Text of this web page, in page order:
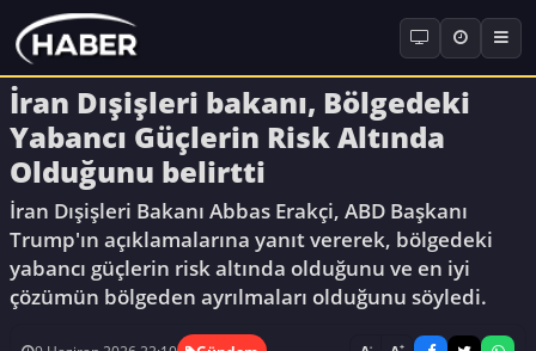
İran Dışişleri bakanı, Bölgedeki
Yabancı Güçlerin Risk Altında
Olduğunu belirtti
İran Dışişleri Bakanı Abbas Erakçi, ABD Başkanı
Trump'ın açıklamalarına yanıt vererek, bölgedeki
yabancı güçlerin risk altında olduğunu ve en iyi
çözümün bölgeden ayrılmaları olduğunu söyledi.
- +